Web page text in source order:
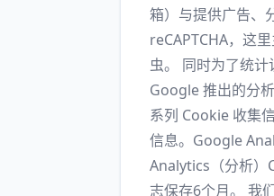
箱）与提供广告、
reCAPTCHA，这
虫。 同时为了统
Google 推出的分
系列 Cookie 收集
信息。Google
Analytics（分析）
志保存6个月。 我